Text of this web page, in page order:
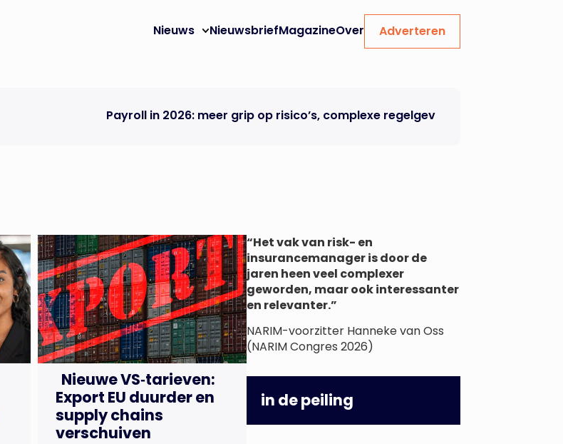
Nieuws NieuwsbriefMagazineOver Adverteren
in 2026: meer grip op risico’s, complexe regelgeving en AI Swiss Re Institute:
Nieuwe VS‑tarieven:
Export EU duurder en
supply chains
verschuiven
“Het vak van risk- en
insurancemanager is door de
jaren heen veel complexer
geworden, maar ook interessanter
en relevanter.”
NARIM-voorzitter Hanneke van Oss
(NARIM Congres 2026)
in de peiling